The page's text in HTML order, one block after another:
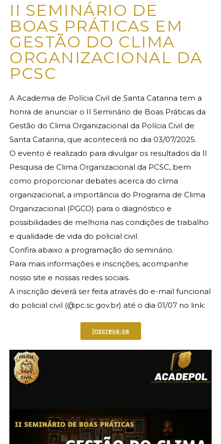
II SEMINÁRIO DE
BOAS PRÁTICAS EM
GESTÃO DO CLIMA
ORGANIZACIONAL DA
PCSC
A Academia de Polícia Civil de Santa Catarina tem a
honra de anunciar o II Seminário de Boas Práticas da
Gestão do Clima Organizacional da Polícia Civil de
Santa Catarina, que acontecerá no dia 03/07/2025.
O evento é realizado para divulgar os resultados da II
Pesquisa de Clima Organizacional da PCSC, bem
como proporcionar debates acerca do clima
organizacional, a importância do Programa de Clima
Organizacional (PGCO) para o diagnóstico e
possibilidades de melhoria nas condições de trabalho
e qualidade de vida do policial civil.
Confira abaixo a programação do seminário.
Para mais informações e inscrições, acompanhe
nosso site e nossas redes sociais.
A inscrição deverá ser feita através do e-mail funcional
do policial civil (@pc.sc.gov.br) até o dia 01/07 no link:
Inscreva-se